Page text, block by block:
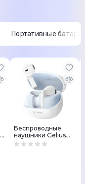
Портативные
Беспроводные
наушники Gelius
Pro Airdots GP-